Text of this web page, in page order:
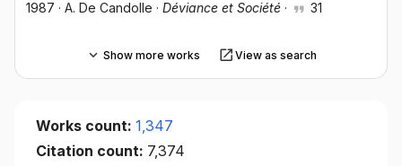
1987 · A. De Candolle · Déviance et Société · 31
Show more works View as search
Works count: 1,347
Citation count: 7,374